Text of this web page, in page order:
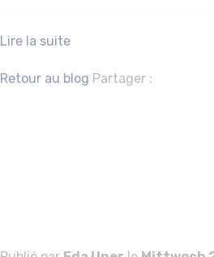
Lire la suite
Retour au blog Partager :